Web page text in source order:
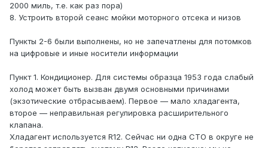
2000 миль, т.е. как раз пора)
8. Устроить второй сеанс мойки моторного отсека и низов
Пункты 2-6 были выполнены, но не запечатлены для потомков
на цифровые и иные носители информации
Пункт 1. Кондиционер. Для системы образца 1953 года слабый
холод может быть вызван двумя основными причинами
(экзотические отбрасываем). Первое — мало хладагента,
второе — неправильная регулировка расширительного
клапана.
Хладагент используется R12. Сейчас ни одна СТО в округе не